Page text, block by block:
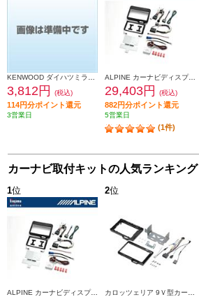
3,812円 (税込)
114円分ポイント還元
3営業日
ALPINE カーナビディスプレイオーディオ取付けキット N-BOX(JF5/6系)専用 KTX-XF11-NB-56-NR
29,403円 (税込)
882円分ポイント還元
5営業日
(1件)
カーナビ取付キットの人気ランキング
1位
ALPINE カーナビディスプレイオーディオ取付けキット N-BOX(JF5/6系)専用 KTX-XF11-NB-56-NR
2位